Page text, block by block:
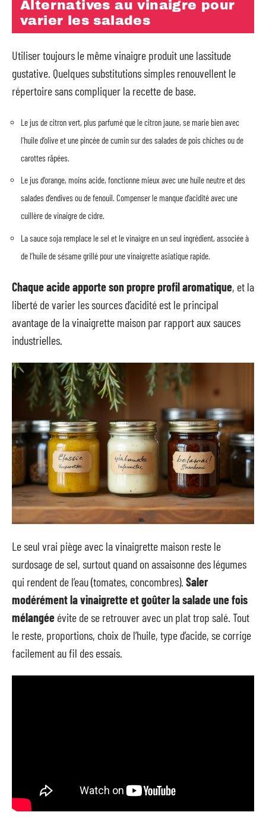
Alternatives au vinaigre pour
varier les salades
Utiliser toujours le même vinaigre produit une lassitude
gustative. Quelques substitutions simples renouvellent le
répertoire sans compliquer la recette de base.
Le jus de citron vert, plus parfumé que le citron jaune, se marie bien avec
l’huile d’olive et une pincée de cumin sur des salades de pois chiches ou de
carottes râpées.
Le jus d’orange, moins acide, fonctionne mieux avec une huile neutre et des
salades d’endives ou de fenouil. Compenser le manque d’acidité avec une
cuillère de vinaigre de cidre.
La sauce soja remplace le sel et le vinaigre en un seul ingrédient, associée à
de l’huile de sésame grillé pour une vinaigrette asiatique rapide.
Chaque acide apporte son propre profil aromatique, et la
liberté de varier les sources d’acidité est le principal
avantage de la vinaigrette maison par rapport aux sauces
industrielles.
Le seul vrai piège avec la vinaigrette maison reste le
surdosage de sel, surtout quand on assaisonne des légumes
qui rendent de l’eau (tomates, concombres). Saler
modérément la vinaigrette et goûter la salade une fois
mélangée évite de se retrouver avec un plat trop salé. Tout
le reste, proportions, choix de l’huile, type d’acide, se corrige
facilement au fil des essais.